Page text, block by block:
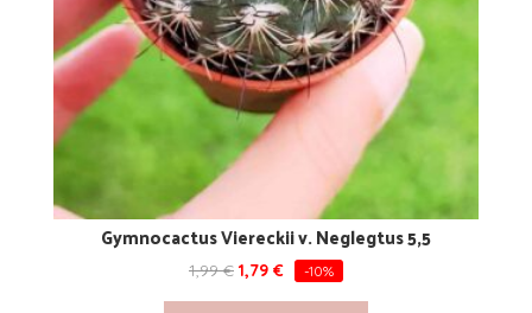
Gymnocactus Viereckii v. Neglegtus 5,5
1,99€ 1,79 € -10%